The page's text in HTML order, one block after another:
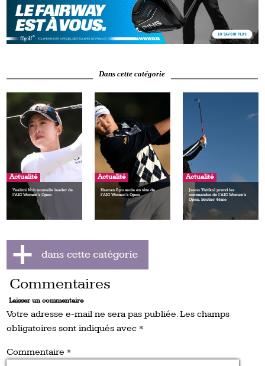
Dans cette catégorie
Actualité
Yealimi Noh nouvelle leader de
l’AIG Women’s Open
Actualité
Haeran Ryu seule en tête de
l’AIG Women’s Open
Actualité
Jeeno Thitikul prend les
commandes de l’AIG Women’s
Open, Boutier 4ème
Commentaires
Laisser un commentaire
Votre adresse e-mail ne sera pas publiée.Les champs
obligatoires sont indiqués avec *
Commentaire *